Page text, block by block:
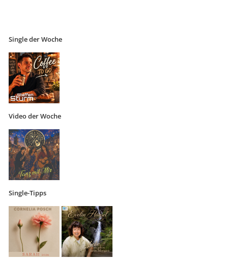
Single der Woche
Video der Woche
Single-Tipps